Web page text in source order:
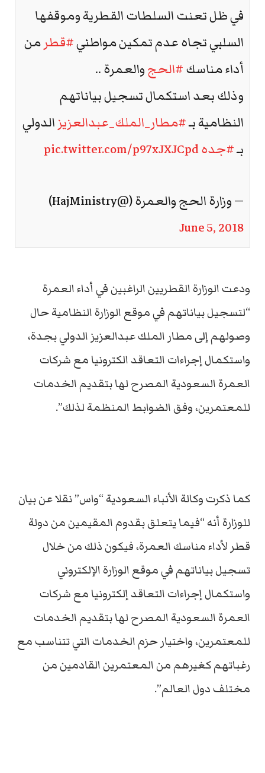
في ظل تعنت السلطات القطرية وموقفها
السلبي تجاه عدم تمكين مواطني#قطر من
أداء مناسك#الحجوالعمرة ..
وذلك بعد استكمال تسجيل بياناتهم
النظامية بـ#مطار_الملك_عبدالعزيز الدولي
بـ#جدهpic.twitter.com/p97xJXJCpd
— وزارة الحج والعمرة (@HajMinistry)
June 5, 2018
ودعت الوزارة القطريين الراغبين في أداء العمرة
“لتسجيل بياناتهم في موقع الوزارة النظامية حال
وصولهم إلى مطار الملك عبدالعزيز الدولي بجدة،
واستكمال إجراءات التعاقد الكترونيا مع شركات
العمرة السعودية المصرح لها بتقديم الخدمات
للمعتمرين، وفق الضوابط المنظمة لذلك”.
كما ذكرت وكالة الأنباء السعودية “واس” نقلا عن بيان
للوزارة أنه “فيما يتعلق بقدوم المقيمين من دولة
قطر لأداء مناسك العمرة، فيكون ذلك من خلال
تسجيل بياناتهم في موقع الوزارة الإلكتروني
واستكمال إجراءات التعاقد إلكترونيا مع شركات
العمرة السعودية المصرح لها بتقديم الخدمات
للمعتمرين، واختيار حزم الخدمات التي تتناسب مع
رغباتهم كغيرهم من المعتمرين القادمين من
مختلف دول العالم”.